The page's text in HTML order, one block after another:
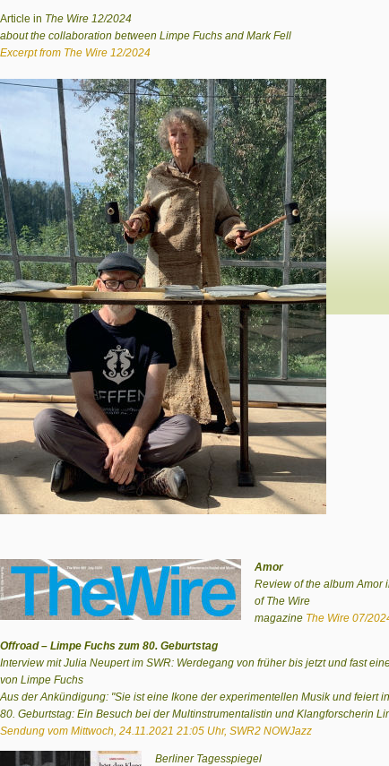
Article in The Wire 12/2024
about the collaboration between Limpe Fuchs and Mark Fell
Excerpt from The Wire 12/2024
Amor
Review of the albumAmor
ofThe Wire
magazine The Wire 07/
Offroad – Limpe Fuchs zum 80. Geburtstag
Interview mit Julia Neupert im SWR: Werdegang von früher bis jetzt und fast
von Limpe Fuchs
Aus der Ankündigung: "Sie ist eine Ikone der experimentellen Musik und feiert
80. Geburtstag: Ein Besuch bei der Multinstrumentalistin und Klangforscherin
Sendung vom Mittwoch, 24.11.2021 21:05 Uhr, SWR2 NOWJazz
Berliner Tagesspiegel